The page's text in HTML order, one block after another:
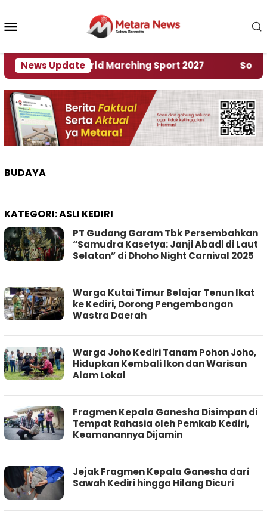
konten
News Update
Rumah World Marching Sport 2027 ‎Soal
BUDAYA
KATEGORI:ASLI KEDIRI
PT Gudang Garam Tbk Persembahkan
“Samudra Kasetya: Janji Abadi di Laut
Selatan” di Dhoho Night Carnival 2025
Warga Kutai Timur Belajar Tenun Ikat
ke Kediri, Dorong Pengembangan
Wastra Daerah
Warga Joho Kediri Tanam Pohon Joho,
Hidupkan Kembali Ikon dan Warisan
Alam Lokal
Fragmen Kepala Ganesha Disimpan di
Tempat Rahasia oleh Pemkab Kediri,
Keamanannya Dijamin
Jejak Fragmen Kepala Ganesha dari
Sawah Kediri hingga Hilang Dicuri